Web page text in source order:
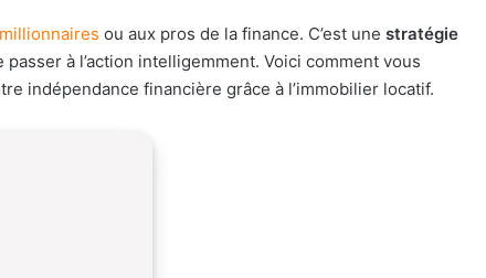
millionnaires ou aux pros de la finance. C’est une stratégie
à l’action intelligemment. Voici comment vous
indépendance financière grâce à l’immobilier locatif.